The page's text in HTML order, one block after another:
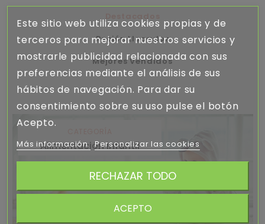
Recién Llegados
Mejores Vendidos
Alimentación infantil
Este sitio web utiliza cookies propias y de
terceros para mejorar nuestros servicios y
mostrarle publicidad relacionada con sus
preferencias mediante el análisis de sus
hábitos de navegación. Para dar su
consentimiento sobre su uso pulse el botón
Acepto.
Más información Personalizar las cookies
RECHAZAR TODO
ACEPTO